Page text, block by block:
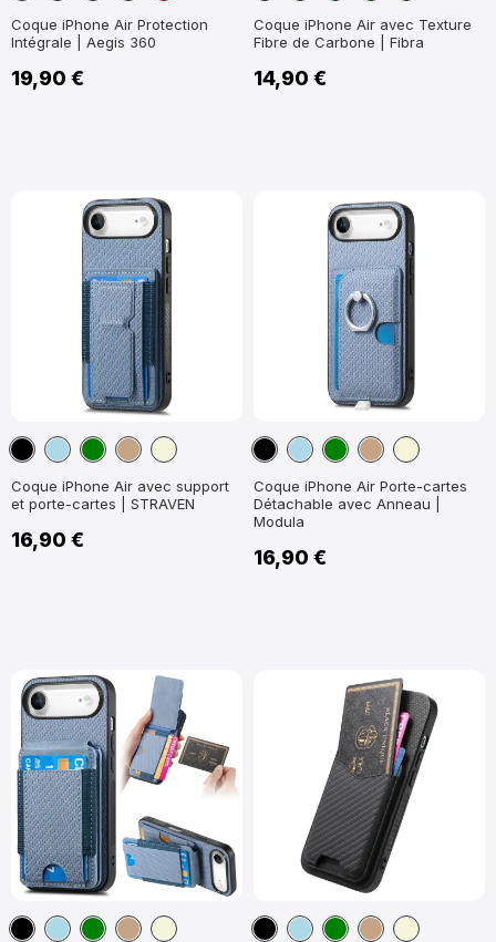
Coque iPhone Air Protection
Intégrale | Aegis 360
19,90 €
Coque iPhone Air avec Texture
Fibre de Carbone | Fibra
14,90 €
NoirBleuVertMarron
Beige
Coque iPhone Air avec support
et porte-cartes | STRAVEN
16,90 €
NoirBleuVertMarron
Beige
Coque iPhone Air Porte-cartes
Détachable avec Anneau |
Modula
16,90 €
NoirBleuVertMarron
Beige
NoirBleuVertMarron
Beige